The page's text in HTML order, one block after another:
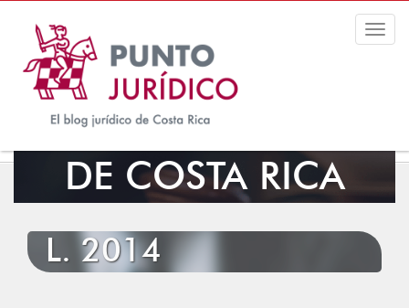
EL BLOG JURÍDICO
DE COSTA RICA
L. 2014